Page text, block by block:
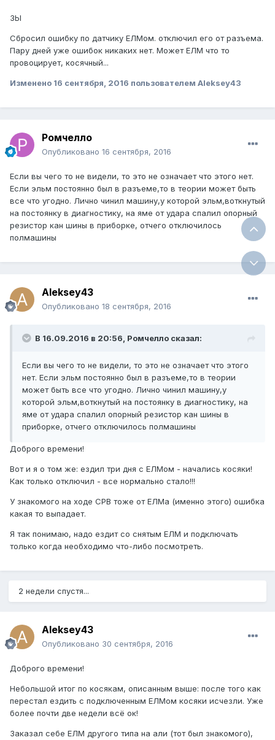
ЗЫ
Сбросил ошибку по датчику ЕЛМом. отключил его от разъема.
Пару дней уже ошибок никаких нет. Может ЕЛМ что то
провоцирует, косячный...
Изменено 16 сентября, 2016 пользователем Aleksey43
Ромчелло
Опубликовано 16 сентября, 2016
Если вы чего то не видели, то это не означает что этого нет.
Если эльм постоянно был в разъеме,то в теории может быть
все что угодно. Лично чинил машину,у которой эльм,воткнутый
на постоянку в диагностику, на яме от удара спалил опорный
резистор кан шины в приборке, отчего отключилось
полмашины
Aleksey43
Опубликовано 18 сентября, 2016
В 16.09.2016 в 20:56, Ромчелло сказал:
Если вы чего то не видели, то это не означает что этого
нет. Если эльм постоянно был в разъеме,то в теории
может быть все что угодно. Лично чинил машину,у
которой эльм,воткнутый на постоянку в диагностику, на
яме от удара спалил опорный резистор кан шины в
приборке, отчего отключилось полмашины
Доброго времени!
Вот и я о том же: ездил три дня с ЕЛМом - начались косяки!
Как только отключил - все нормально стало!!!
У знакомого на ходе СРВ тоже от ЕЛМа (именно этого) ошибка
какая то выпадает.
Я так понимаю, надо ездит со снятым ЕЛМ и подключать
только когда необходимо что-либо посмотреть.
2 недели спустя...
Aleksey43
Опубликовано 30 сентября, 2016
Доброго времени!
Небольшой итог по косякам, описанным выше: после того как
перестал ездить с подключенным ЕЛМом косяки исчезли. Уже
более почти две недели всё ок!
Заказал себе ЕЛМ другого типа на али (тот был знакомого),